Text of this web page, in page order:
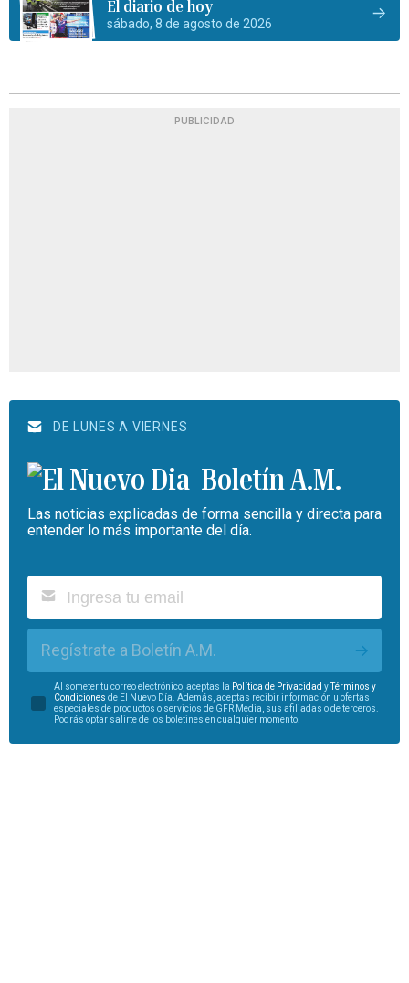
El diario de hoy
sábado, 8 de agosto de 2026
PUBLICIDAD
DE LUNES A VIERNES
Boletín A.M.
Las noticias explicadas de forma sencilla y directa para
entender lo más importante del día.
Regístrate a Boletín A.M.
Al someter tu correo electrónico, aceptas la Política de Privacidad yTérminos y
Condiciones de El Nuevo Día. Además, aceptas recibir información u ofertas
especiales de productos o servicios de GFR Media, sus afiliadas o de terceros.
Podrás optar salirte de los boletines en cualquier momento.